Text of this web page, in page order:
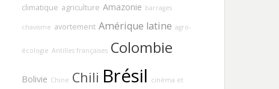
climatique agriculture Amazonie barrages
chavisme avortement Amérique latine agro-
écologie Antilles françaises Colombie
Bolivie Chine Chili Brésil cinéma et